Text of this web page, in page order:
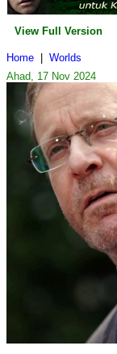
View Full Version
Home
Worlds
Ahad, 17 Nov 2024